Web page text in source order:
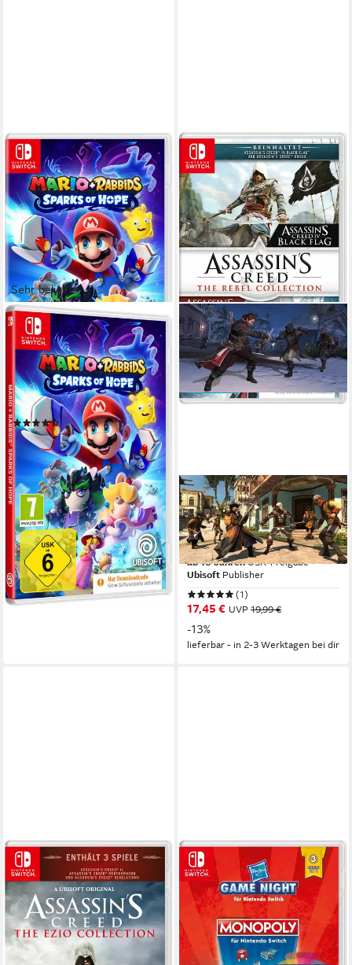
Sehr beliebt
UBISOFT
Mario + Rabbids Sparks of
Hope (Code in a Box)
Nintendo Switch Plattform
ab 6 Jahren USK-Freigabe
Ubisoft
Publisher
(20)
ab 14,99 € UVP19,99 €
lieferbar - in 2-3 Werktagen bei dir
UBISOFT
Assassin's Creed The Rebel
Collection
Nintendo Switch Plattform
ab 16 Jahren USK-Freigabe
Ubisoft Publisher
(1)
17,45 € UVP 19,99 €
-13%
lieferbar - in 2-3 Werktagen bei dir